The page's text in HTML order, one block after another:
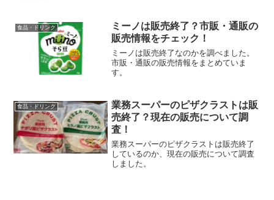
終了理由について！・井村屋アイスまん
じゅうはどこで売ってる？...
食品・ドリンク
ミーノは販売終了？市販・通販の
販売情報をチェック！
ミーノは販売終了なのかを調べました。
市販・通販の販売情報をまとめていま
す。
食品・ドリンク
業務スーパーのピザクラストは販
売終了？現在の販売について調
査！
業務スーパーのピザクラストは販売終了
しているのか、現在の販売について調査
しました。